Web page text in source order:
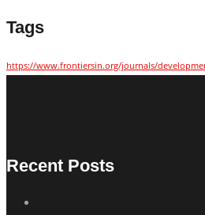
Tags
https://www.frontiersin.org/journals/
Recent Posts